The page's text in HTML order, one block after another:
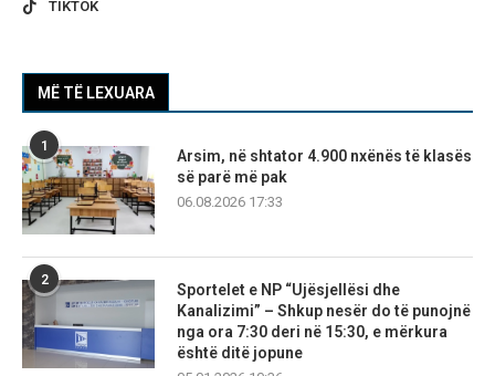
TIKTOK
MË TË LEXUARA
1
Arsim, në shtator 4.900 nxënës të klasës
së parë më pak
06.08.2026 17:33
2
Sportelet e NP “Ujësjellësi dhe
Kanalizimi” – Shkup nesër do të punojnë
nga ora 7:30 deri në 15:30, e mërkura
është ditë jopune